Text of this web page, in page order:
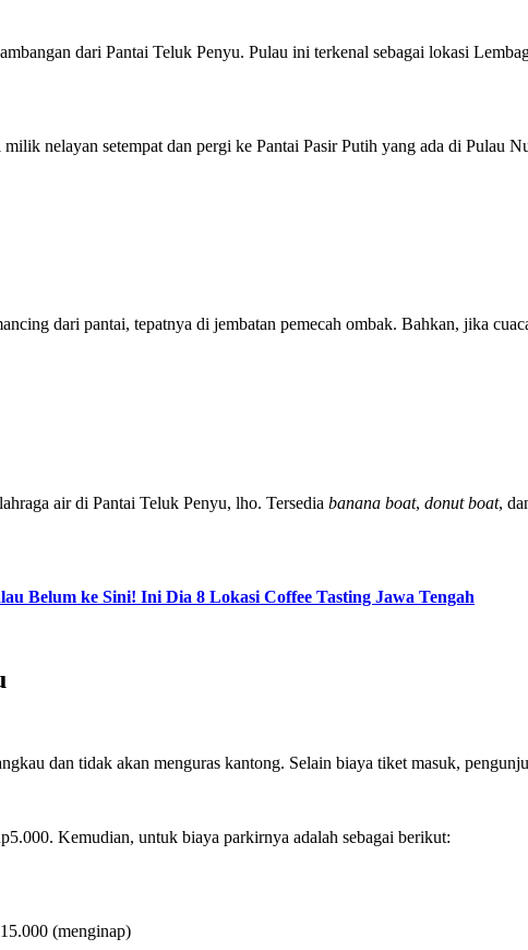
dari Pantai Teluk Penyu. Pulau ini terkenal sebagai lokasi
nelayan setempat dan pergi ke Pantai Pasir Putih yang ada di Pulau
dari pantai, tepatnya di jembatan pemecah ombak. Bahkan, jika
air di Pantai Teluk Penyu, lho. Tersedia banana boat, donut boat,
Belum ke Sini! Ini Dia 8 Lokasi Coffee Tasting Jawa Tengah
dan tidak akan menguras kantong. Selain biaya tiket masuk,
Kemudian, untuk biaya parkirnya adalah sebagai berikut:
(menginap)